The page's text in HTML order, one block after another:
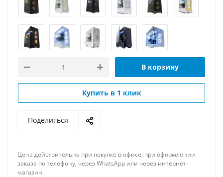
В корзину
Купить в 1 клик
Поделиться
Цена действительна при покупке в офисе, при оформлении
заказа по телефону, через WhatsApp или через интернет-
магазин.